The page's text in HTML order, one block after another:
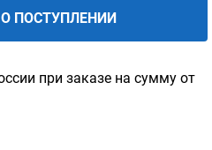
ПОСТУПЛЕНИИ
при заказе на сумму от